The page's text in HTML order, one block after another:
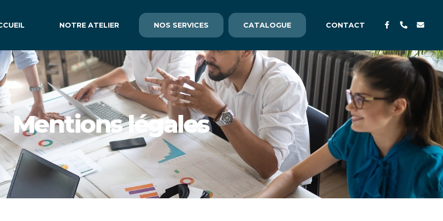
NOTRE ATELIER NOS SERVICES CATALOGUE CONTACT
Mentions légales